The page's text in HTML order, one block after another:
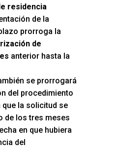
residencia
de la
prorroga la
de
anterior hasta la
se prorrogará
del procedimiento
que la solicitud se
de los tres meses
en que hubiera
del